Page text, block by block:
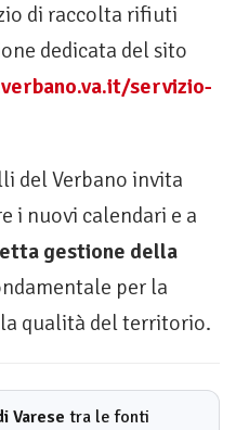
di raccolta rifiuti
dedicata del sito
servizio-
del Verbano invita
i nuovi calendari e a
gestione della
per la
qualità del territorio.
Varese tra le fonti